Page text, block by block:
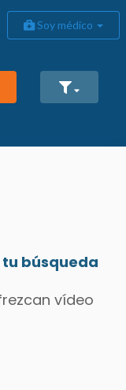
Soy médico
búsqueda
vídeo